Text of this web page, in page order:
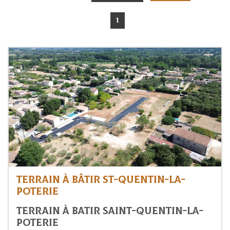
1
TERRAIN À BÂTIR ST-QUENTIN-LA-
POTERIE
Terrain à batir Saint-Quentin-La-
Poterie